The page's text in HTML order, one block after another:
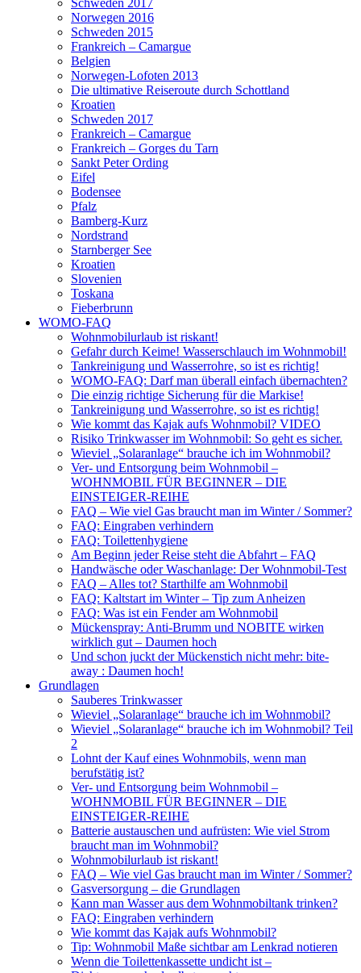
Norwegen 2016
Schweden 2015
Frankreich – Camargue
Belgien
Norwegen-Lofoten 2013
Die ultimative Reiseroute durch Schottland
Kroatien
Schweden 2017
Frankreich – Camargue
Frankreich – Gorges du Tarn
Sankt Peter Ording
Eifel
Bodensee
Pfalz
Bamberg-Kurz
Nordstrand
Starnberger See
Kroatien
Slovenien
Toskana
Fieberbrunn
WOMO-FAQ
Wohnmobilurlaub ist riskant!
Gefahr durch Keime! Wasserschlauch im Wohnmobil!
Tankreinigung und Wasserrohre, so ist es richtig!
WOMO-FAQ: Darf man überall einfach übernachten?
Die einzig richtige Sicherung für die Markise!
Tankreinigung und Wasserrohre, so ist es richtig!
Wie kommt das Kajak aufs Wohnmobil? VIDEO
Risiko Trinkwasser im Wohnmobil: So geht es sicher.
Wieviel „Solaranlage“ brauche ich im Wohnmobil?
Ver- und Entsorgung beim Wohnmobil –
WOHNMOBIL FÜR BEGINNER – DIE
EINSTEIGER-REIHE
FAQ – Wie viel Gas braucht man im Winter / Sommer?
FAQ: Eingraben verhindern
FAQ: Toilettenhygiene
Am Beginn jeder Reise steht die Abfahrt – FAQ
Handwäsche oder Waschanlage: Der Wohnmobil-Test
FAQ – Alles tot? Starthilfe am Wohnmobil
FAQ: Kaltstart im Winter – Tip zum Anheizen
FAQ: Was ist ein Fender am Wohnmobil
Mückenspray: Anti-Brumm und NOBITE wirken
wirklich gut – Daumen hoch
Und schon juckt der Mückenstich nicht mehr: bite-
away : Daumen hoch!
Grundlagen
Sauberes Trinkwasser
Wieviel „Solaranlage“ brauche ich im Wohnmobil?
Wieviel „Solaranlage“ brauche ich im Wohnmobil? Teil
2
Lohnt der Kauf eines Wohnmobils, wenn man
berufstätig ist?
Ver- und Entsorgung beim Wohnmobil –
WOHNMOBIL FÜR BEGINNER – DIE
EINSTEIGER-REIHE
Batterie austauschen und aufrüsten: Wie viel Strom
braucht man im Wohnmobil?
Wohnmobilurlaub ist riskant!
FAQ – Wie viel Gas braucht man im Winter / Sommer?
Gasversorgung – die Grundlagen
Kann man Wasser aus dem Wohnmobiltank trinken?
FAQ: Eingraben verhindern
Wie kommt das Kajak aufs Wohnmobil?
Tip: Wohnmobil Maße sichtbar am Lenkrad notieren
Wenn die Toilettenkassette undicht ist –